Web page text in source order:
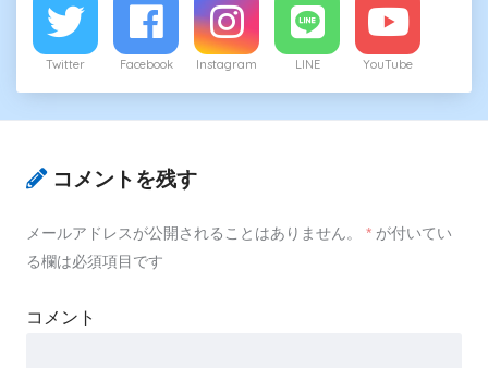
Twitter Facebook Instagram LINE YouTube
コメントを残す
メールアドレスが公開されることはありません。 * が付いてい
る欄は必須項目です
コメント